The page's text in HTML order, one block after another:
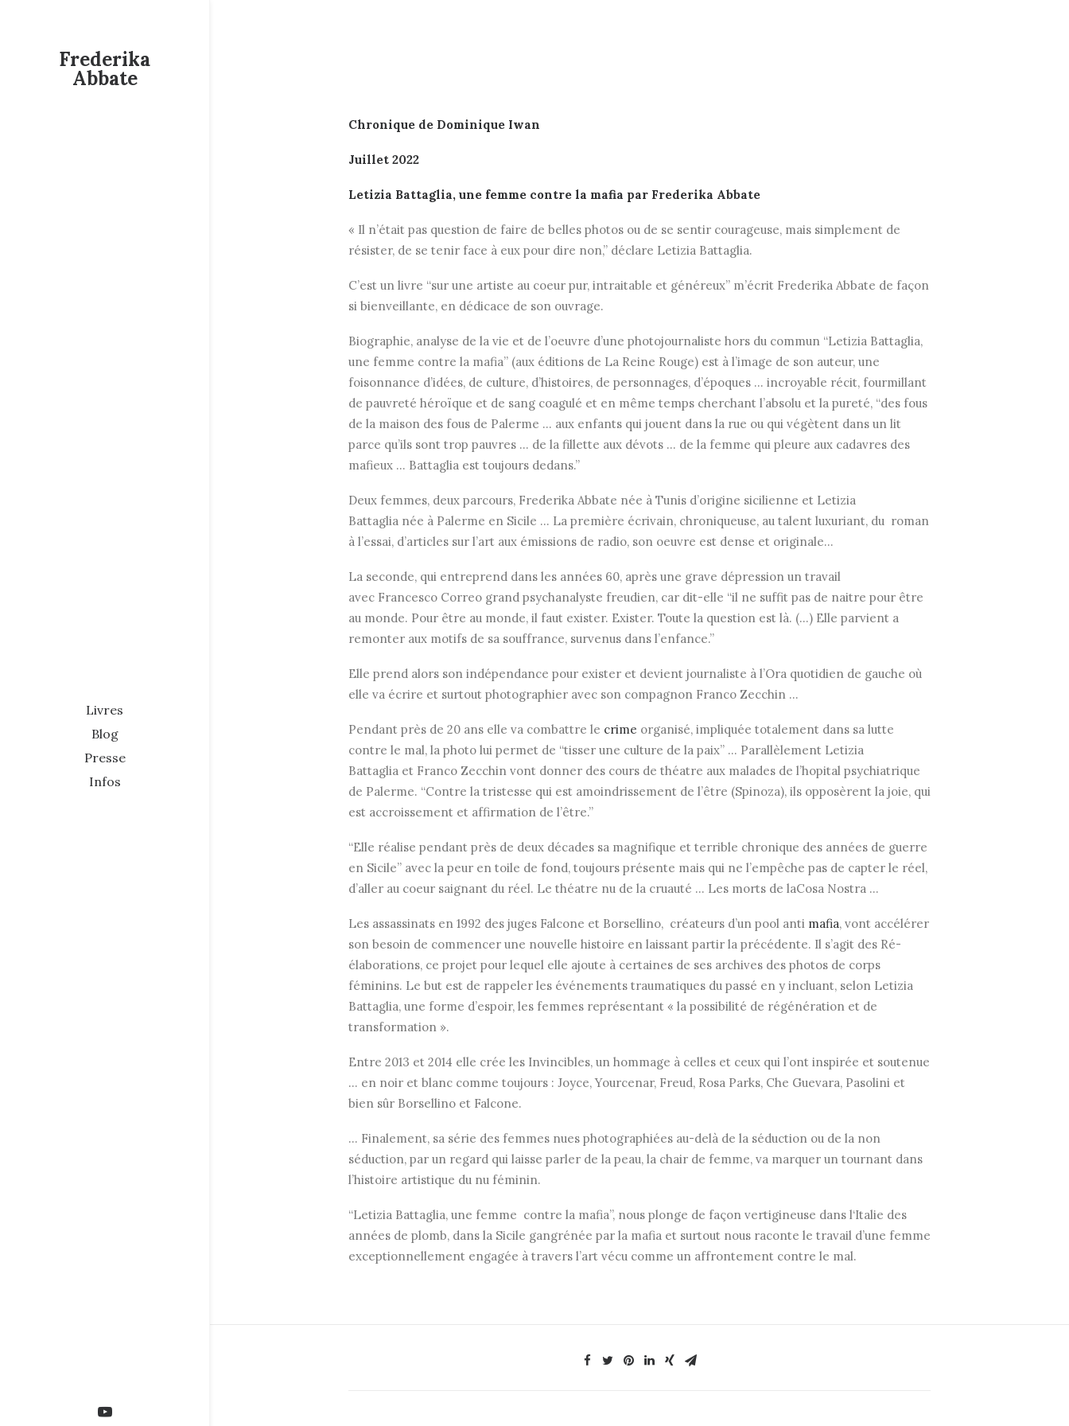
Frederika
Abbate
Livres
Blog
Presse
Infos
Chronique de Dominique Iwan
Juillet 2022
Letizia Battaglia, une femme contre la mafia par Frederika Abbate
« Il n’était pas question de faire de belles photos ou de se sentir courageuse, mais simplement de
résister, de se tenir face à eux pour dire non,” déclare Letizia Battaglia.
C’est un livre “sur une artiste au coeur pur, intraitable et généreux” m’écrit Frederika Abbate de façon
si bienveillante, en dédicace de son ouvrage.
Biographie, analyse de la vie et de l’oeuvre d’une photojournaliste hors du commun “Letizia Battaglia,
une femme contre la mafia” (aux éditions de La Reine Rouge) est à l’image de son auteur, une
foisonnance d’idées, de culture, d’histoires, de personnages, d’époques … incroyable récit, fourmillant
de pauvreté héroïque et de sang coagulé et en même temps cherchant l’absolu et la pureté, “des fous
de la maison des fous de Palerme … aux enfants qui jouent dans la rue ou qui végètent dans un lit
parce qu’ils sont trop pauvres … de la fillette aux dévots … de la femme qui pleure aux cadavres des
mafieux … Battaglia est toujours dedans.”
Deux femmes, deux parcours, Frederika Abbate née à Tunis d’origine sicilienne et Letizia
Battaglia née à Palerme en Sicile … La première écrivain, chroniqueuse, au talent luxuriant, du roman
à l’essai, d’articles sur l’art aux émissions de radio, son oeuvre est dense et originale…
La seconde, qui entreprend dans les années 60, après une grave dépression un travail
avec Francesco Correo grand psychanalyste freudien, car dit-elle “il ne suffit pas de naitre pour être
au monde. Pour être au monde, il faut exister. Exister. Toute la question est là. (…) Elle parvient a
remonter aux motifs de sa souffrance, survenus dans l’enfance.”
Elle prend alors son indépendance pour exister et devient journaliste à l’Ora quotidien de gauche où
elle va écrire et surtout photographier avec son compagnon Franco Zecchin …
Pendant près de 20 ans elle va combattre le crime organisé, impliquée totalement dans sa lutte
contre le mal, la photo lui permet de “tisser une culture de la paix” … Parallèlement Letizia
Battaglia et Franco Zecchin vont donner des cours de théatre aux malades de l’hopital psychiatrique
de Palerme. “Contre la tristesse qui est amoindrissement de l’être (Spinoza), ils opposèrent la joie, qui
est accroissement et affirmation de l’être.”
“Elle réalise pendant près de deux décades sa magnifique et terrible chronique des années de guerre
en Sicile” avec la peur en toile de fond, toujours présente mais qui ne l’empêche pas de capter le réel,
d’aller au coeur saignant du réel. Le théatre nu de la cruauté … Les morts de laCosa Nostra …
Les assassinats en 1992 des juges Falcone et Borsellino, créateurs d’un pool anti mafia, vont accélérer
son besoin de commencer une nouvelle histoire en laissant partir la précédente. Il s’agit des Ré-
élaborations, ce projet pour lequel elle ajoute à certaines de ses archives des photos de corps
féminins. Le but est de rappeler les événements traumatiques du passé en y incluant, selon Letizia
Battaglia, une forme d’espoir, les femmes représentant « la possibilité de régénération et de
transformation ».
Entre 2013 et 2014 elle crée les Invincibles, un hommage à celles et ceux qui l’ont inspirée et soutenue
… en noir et blanc comme toujours : Joyce, Yourcenar, Freud, Rosa Parks, Che Guevara, Pasolini et
bien sûr Borsellino et Falcone.
… Finalement, sa série des femmes nues photographiées au-delà de la séduction ou de la non
séduction, par un regard qui laisse parler de la peau, la chair de femme, va marquer un tournant dans
l’histoire artistique du nu féminin.
“Letizia Battaglia, une femme contre la mafia”, nous plonge de façon vertigineuse dans l‘Italie des
années de plomb, dans la Sicile gangrénée par la mafia et surtout nous raconte le travail d’une femme
exceptionnellement engagée à travers l’art vécu comme un affrontement contre le mal.